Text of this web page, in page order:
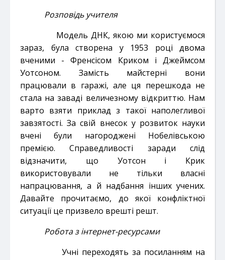
Розповідь учителя
Модель ДНК, якою ми користуємося
зараз, була створена у 1953 році двома
вченими - Френсісом Криком і Джеймсом
Уотсоном. Замість майстерні вони
працювали в гаражі, але ця перешкода не
стала на заваді величезному відкриттю. Нам
варто взяти приклад з такої наполегливої
завзятості. За свій внесок у розвиток науки
вчені були нагороджені Нобелівською
премією. Справедливості заради слід
відзначити, що Уотсон і Крик
використовували не тільки власні
напрацювання, а й надбання інших учених.
Давайте прочитаємо, до якої конфліктної
ситуації це призвело врешті решт.
Робота з інтернет-ресурсами
Учні переходять за посиланням на